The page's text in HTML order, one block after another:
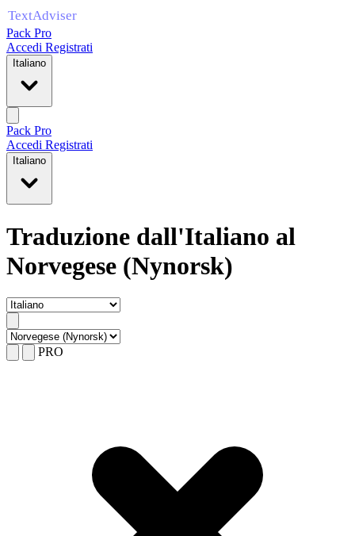
Pack Pro
Accedi Registrati
Italiano
Pack Pro
Accedi Registrati
Italiano
Traduzione dall'Italiano al
Norvegese (Nynorsk)
PRO